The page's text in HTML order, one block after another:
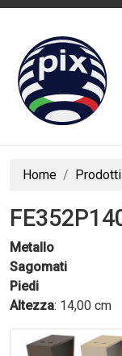
Home Prodotti
Metallo
Sagomati
Piedi
Altezza: 14,00 cm